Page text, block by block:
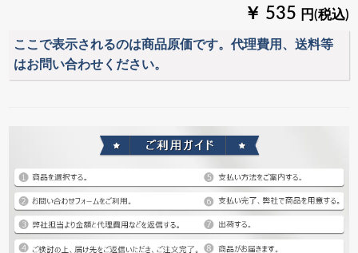
￥ 535 円(税込)
ここで表示されるのは商品原価です。代理費用、送料等
はお問い合わせください。